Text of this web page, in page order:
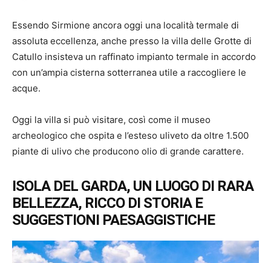
Essendo Sirmione ancora oggi una località termale di
assoluta eccellenza, anche presso la villa delle Grotte di
Catullo insisteva un raffinato impianto termale in accordo
con un’ampia cisterna sotterranea utile a raccogliere le
acque.
Oggi la villa si può visitare, così come il museo
archeologico che ospita e l’esteso uliveto da oltre 1.500
piante di ulivo che producono olio di grande carattere.
ISOLA DEL GARDA, UN LUOGO DI RARA
BELLEZZA, RICCO DI STORIA E
SUGGESTIONI PAESAGGISTICHE